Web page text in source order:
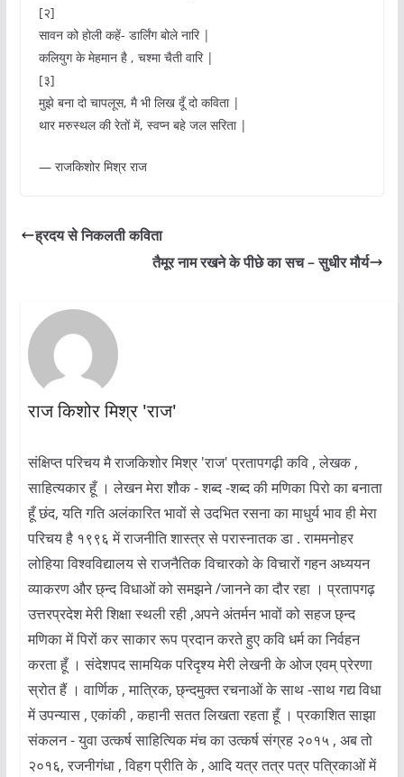
[२]
सावन को होली कहें- डार्लिंग बोले नारि |
कलियुग के मेहमान है , चश्मा चैती वारि |
[३]
मुझे बना दो चापलूस, मै भी लिख दूँ दो कविता |
थार मरुस्थल की रेतों में, स्वप्न बहे जल सरिता |
— राजकिशोर मिश्र राज
ह्रदय से निकलती कविता
तैमूर नाम रखने के पीछे का सच – सुधीर मौर्य
राज किशोर मिश्र 'राज'
संक्षिप्त परिचय मै राजकिशोर मिश्र 'राज' प्रतापगढ़ी कवि , लेखक ,
साहित्यकार हूँ । लेखन मेरा शौक - शब्द -शब्द की मणिका पिरो का बनाता
हूँ छंद, यति गति अलंकारित भावों से उदभित रसना का माधुर्य भाव ही मेरा
परिचय है १९९६ में राजनीति शास्त्र से परास्नातक डा . राममनोहर
लोहिया विश्वविद्यालय से राजनैतिक विचारको के विचारों गहन अध्ययन
व्याकरण और छ्न्द विधाओं को समझने /जानने का दौर रहा । प्रतापगढ़
उत्तरप्रदेश मेरी शिक्षा स्थली रही ,अपने अंतर्मन भावों को सहज छ्न्द
मणिका में पिरों कर साकार रूप प्रदान करते हुए कवि धर्म का निर्वहन
करता हूँ । संदेशपद सामयिक परिदृश्य मेरी लेखनी के ओज एवम् प्रेरणा
स्रोत हैं । वार्णिक , मात्रिक, छ्न्दमुक्त रचनाओं के साथ -साथ गद्य विधा
में उपन्यास , एकांकी , कहानी सतत लिखता रहता हूँ । प्रकाशित साझा
संकलन - युवा उत्कर्ष साहित्यिक मंच का उत्कर्ष संग्रह २०१५ , अब तो
२०१६, रजनीगंधा , विहग प्रीति के , आदि यत्र तत्र पत्र पत्रिकाओं में